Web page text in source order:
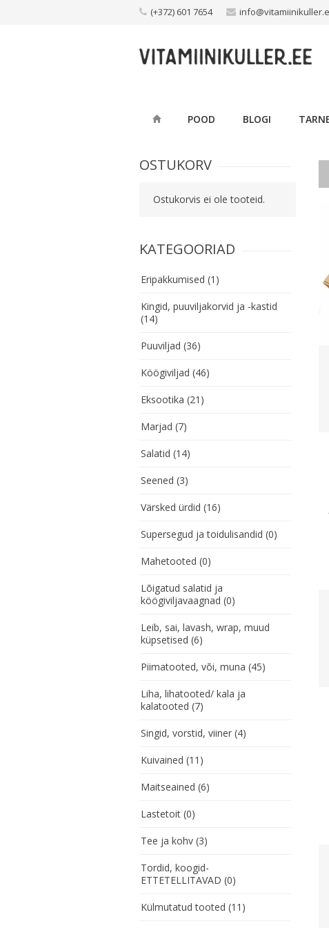
(+372) 601 7654
POOD BLOGI
OSTUKORV
Ostukorvis ei ole tooteid.
KATEGOORIAD
Eripakkumised (1)
Kingid, puuviljakorvid ja -kastid
(14)
Puuviljad (36)
Köögiviljad (46)
Eksootika (21)
Marjad (7)
Salatid (14)
Seened (3)
Värsked ürdid (16)
Supersegud ja toidulisandid (0)
Mahetooted (0)
Lõigatud salatid ja
köögiviljavaagnad (0)
Leib, sai, lavash, wrap, muud
küpsetised (6)
Piimatooted, või, muna (45)
Liha, lihatooted/ kala ja
kalatooted (7)
Singid, vorstid, viiner (4)
Kuivained (11)
Maitseained (6)
Lastetoit (0)
Tee ja kohv (3)
Tordid, koogid-
ETTETELLITAVAD (0)
Külmutatud tooted (11)